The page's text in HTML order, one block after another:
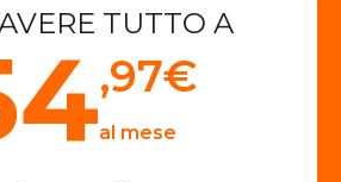
TUTTO A
,97€
al mese